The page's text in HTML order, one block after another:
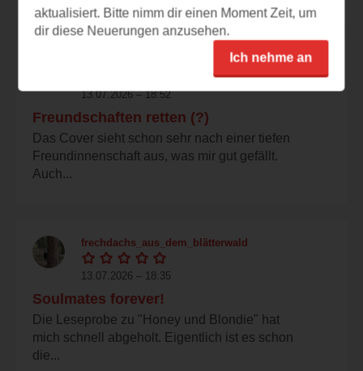
13.07.2026 – 18:52
Freundschaften retten (?)
Das Cover sieht schon sehr nach einer tiefen
Freundinnenschaft aus, was mir gut gefällt.
Auch...
frechdachs_aus_dem_blätterwald
13.07.2026 – 18:35
Soulmates forever!
Die Leseprobe zu "Honey und Blondie" hat
mich schnell abgeholt. Eigentlich ist es schon
die...
aktualisiert. Bitte nimm dir einen Moment Zeit, um
dir diese Neuerungen anzusehen.
Ich nehme an